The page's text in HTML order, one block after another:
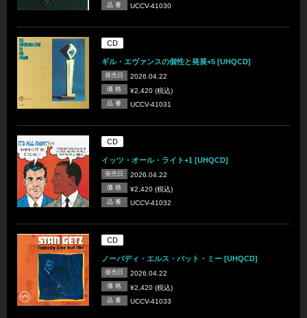
品 番 UCCV-41030
CD
ギル・エヴァンスの個性と発展+5 [UHQCD]
発売日 2026.04.22
価 格 ¥2,420 (税込)
品 番 UCCV-41031
CD
イッツ・オール・ライト+1 [UHQCD]
発売日 2026.04.22
価 格 ¥2,420 (税込)
品 番 UCCV-41032
CD
ノーバディ・エルス・バット・ミー [UHQCD]
発売日 2026.04.22
価 格 ¥2,420 (税込)
品 番 UCCV-41033